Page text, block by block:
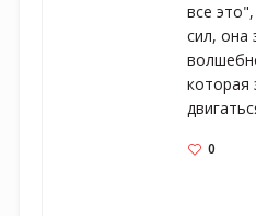
все
сил, она
которая
0